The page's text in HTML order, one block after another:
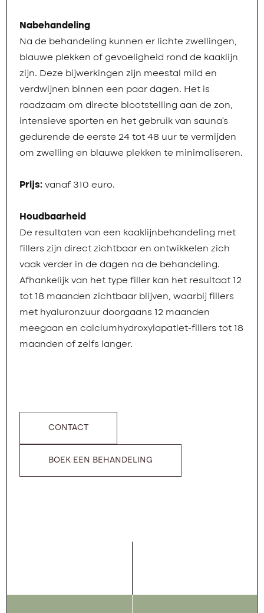
Nabehandeling
Na de behandeling kunnen er lichte zwellingen,
blauwe plekken of gevoeligheid rond de kaaklijn
zijn. Deze bijwerkingen zijn meestal mild en
verdwijnen binnen een paar dagen. Het is
raadzaam om directe blootstelling aan de zon,
intensieve sporten en het gebruik van sauna’s
gedurende de eerste 24 tot 48 uur te vermijden
om zwelling en blauwe plekken te minimaliseren.
Prijs:vanaf 310 euro.
Houdbaarheid
De resultaten van een kaaklijnbehandeling met
fillers zijn direct zichtbaar en ontwikkelen zich
vaak verder in de dagen na de behandeling.
Afhankelijk van het type filler kan het resultaat 12
tot 18 maanden zichtbaar blijven, waarbij fillers
met hyaluronzuur doorgaans 12 maanden
meegaan en calciumhydroxylapatiet-fillers tot 18
maanden of zelfs langer.
CONTACT
BOEK EEN BEHANDELING